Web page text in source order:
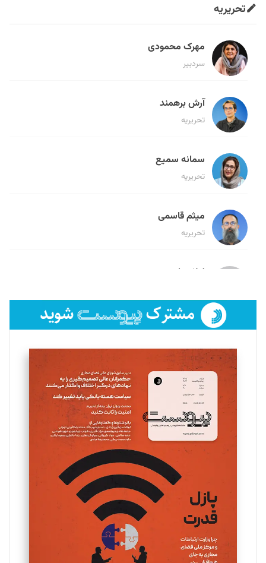
تحریریه
مهرک محمودی
سردبیر
آرش برهمند
تحریریه
سمانه سمیع
تحریریه
میثم قاسمی
تحریریه
لیلا حنارود
فائزه فتحی رستمی
تحریریه
سروش کرمیان
تحریریه
مینا پاکدل
یسنا امان‌پور
تحریریه
ملینا جعفری